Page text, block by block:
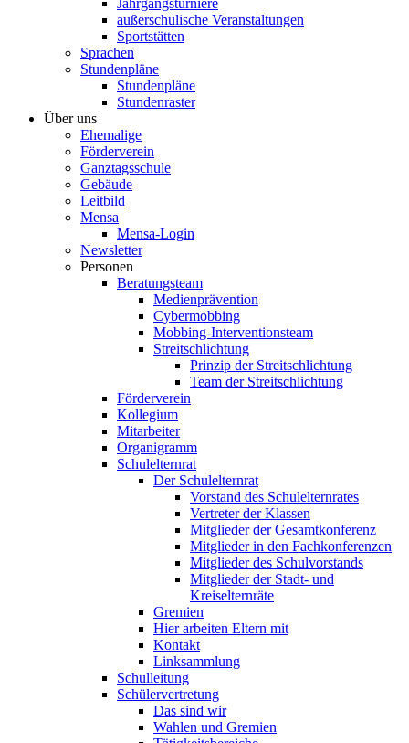
Jahrgangsturniere
außerschulische Veranstaltungen
Sportstätten
Sprachen
Stundenpläne
Stundenpläne
Stundenraster
Über uns
Ehemalige
Förderverein
Ganztagsschule
Gebäude
Leitbild
Mensa
Mensa-Login
Newsletter
Personen
Beratungsteam
Medienprävention
Cybermobbing
Mobbing-Interventionsteam
Streitschlichtung
Prinzip der Streitschlichtung
Team der Streitschlichtung
Förderverein
Kollegium
Mitarbeiter
Organigramm
Schulelternrat
Der Schulelternrat
Vorstand des Schulelternrates
Vertreter der Klassen
Mitglieder der Gesamtkonferenz
Mitglieder in den Fachkonferenzen
Mitglieder des Schulvorstands
Mitglieder der Stadt- und
Kreiselternräte
Gremien
Hier arbeiten Eltern mit
Kontakt
Linksammlung
Schulleitung
Schülervertretung
Das sind wir
Wahlen und Gremien